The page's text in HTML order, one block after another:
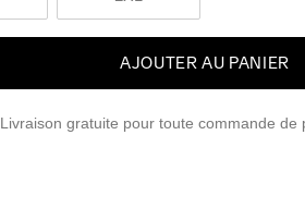
AJOUTER AU PANIER
Livraison gratuite pour toute commande de